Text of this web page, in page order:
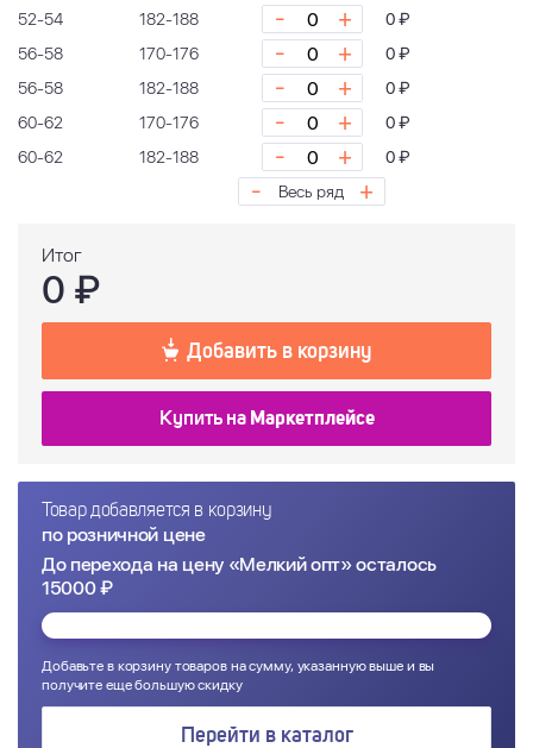
52-54
182-188 - +
0 ₽
56-58
170-176 - +
0 ₽
56-58
182-188 - +
0 ₽
60-62
170-176 - +
0 ₽
60-62
182-188 - + 0 ₽
- Весь ряд +
Итог
0 ₽
Добавить в корзину
Купить на Маркетплейсе
Товар добавляется в корзину
по розничной цене
До перехода на цену «Мелкий опт» осталось
15000 ₽
Добавьте в корзину товаров на сумму, указанную выше и вы
получите еще большую скидку
Перейти в каталог